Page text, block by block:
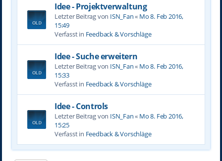
Idee - Projektverwaltung
Letzter Beitrag von ISN_Fan« Mo 8. Feb 2016,
15:49
Verfasst in Feedback & Vorschläge
Idee - Suche erweitern
Letzter Beitrag von ISN_Fan« Mo 8. Feb 2016,
15:33
Verfasst in Feedback & Vorschläge
Idee - Controls
Letzter Beitrag von ISN_Fan« Mo 8. Feb 2016,
15:25
Verfasst in Feedback & Vorschläge